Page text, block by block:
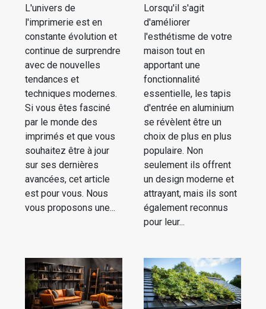
L'univers de
l'imprimerie est en
constante évolution et
continue de surprendre
avec de nouvelles
tendances et
techniques modernes.
Si vous êtes fasciné
par le monde des
imprimés et que vous
souhaitez être à jour
sur ses dernières
avancées, cet article
est pour vous. Nous
vous proposons une...
Lorsqu'il s'agit
d'améliorer
l'esthétisme de votre
maison tout en
apportant une
fonctionnalité
essentielle, les tapis
d'entrée en aluminium
se révèlent être un
choix de plus en plus
populaire. Non
seulement ils offrent
un design moderne et
attrayant, mais ils sont
également reconnus
pour leur...